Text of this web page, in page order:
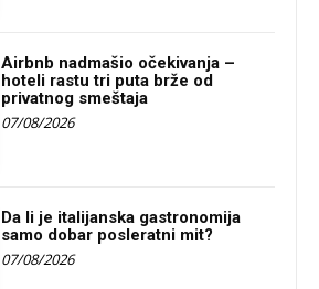
Airbnb nadmašio očekivanja –
hoteli rastu tri puta brže od
privatnog smeštaja
07/08/2026
Da li je italijanska gastronomija
samo dobar posleratni mit?
07/08/2026